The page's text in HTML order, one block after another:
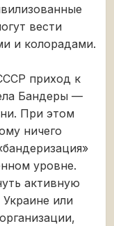
вести
и колорадами.
приход к
Бандеры —
При этом
ничего
уровне.
активную
или